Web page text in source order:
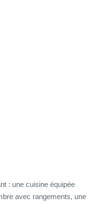
: une cuisine équipée
avec rangements, une